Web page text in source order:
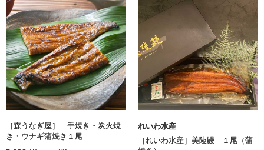
［森うなぎ屋］ 手焼き・炭火焼
き・ウナギ蒲焼き１尾
れいわ水産
［れいわ水産］美陵鰻 １尾（蒲